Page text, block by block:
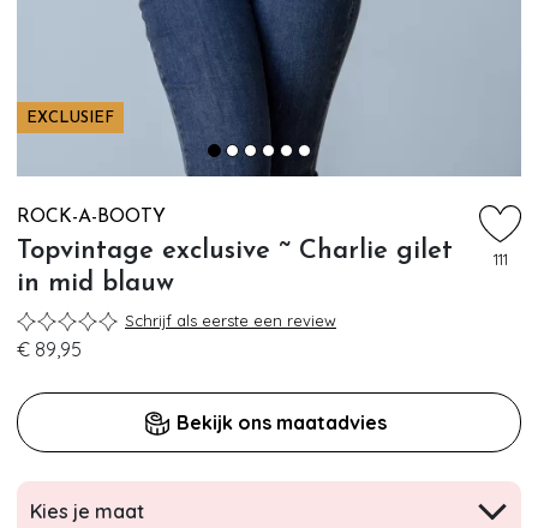
EXCLUSIEF
ROCK-A-BOOTY
Topvintage exclusive ~ Charlie gilet
in mid blauw
111
Schrijf als eerste een review
€ 89,95
Bekijk ons maatadvies
Kies je maat